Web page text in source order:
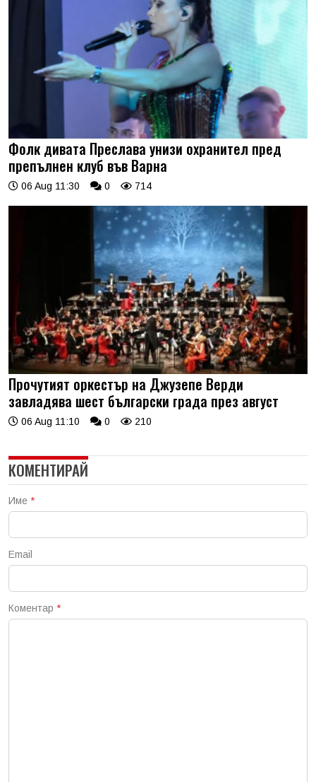
Фолк дивата Преслава унизи охранител пред
препълнен клуб във Варна
06 Aug 11:30 0 714
Прочутият оркестър на Джузепе Верди
завладява шест български града през август
06 Aug 11:10 0 210
КОМЕНТИРАЙ
Име *
Email
Коментар *